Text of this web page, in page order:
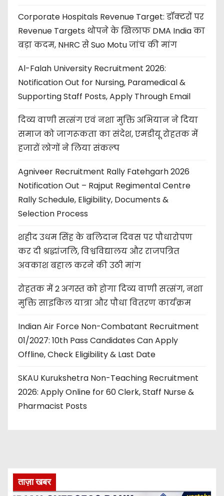
Corporate Hospitals Revenue Target: डॉक्टरों पर
Revenue Targets थोपने के खिलाफ DMA India का
बड़ा कदम, NHRC से Suo Motu जांच की मांग
Al-Falah University Recruitment 2026:
Notification Out for Nursing, Paramedical &
Supporting Staff Posts, Apply Through Email
दिव्य वाणी सत्संग एवं नशा मुक्ति अभियान ने दिया
समाज को जागरूकता का संदेश, एमडीयू रोहतक में
हजारों लोगों ने लिया संकल्प
Agniveer Recruitment Rally Fatehgarh 2026
Notification Out – Rajput Regimental Centre
Rally Schedule, Eligibility, Documents &
Selection Process
शहीद उधम सिंह के बलिदान दिवस पर पौधारोपण
कर दी श्रद्धांजलि, विश्वविद्यालय और राजपत्रित
अवकाश बहाल करने की उठी मांग
रोहतक में 2 अगस्त को होगा दिव्य वाणी सत्संग, नशा
मुक्ति साइकिल यात्रा और पौधा वितरण कार्यक्रम
Indian Air Force Non-Combatant Recruitment
01/2027: 10th Pass Candidates Can Apply
Offline, Check Eligibility & Last Date
SKAU Kurukshetra Non-Teaching Recruitment
2026: Apply Online for 60 Clerk, Staff Nurse &
Pharmacist Posts
ताज़ा खबर